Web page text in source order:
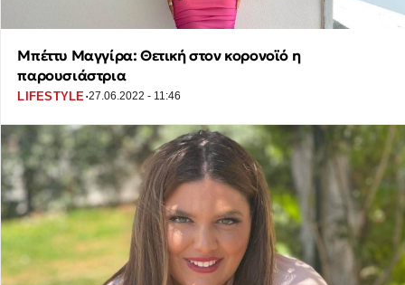
Μπέττυ Μαγγίρα: Θετική στον κορονοϊό η
παρουσιάστρια
LIFESTYLE ·27.06.2022 - 11:46